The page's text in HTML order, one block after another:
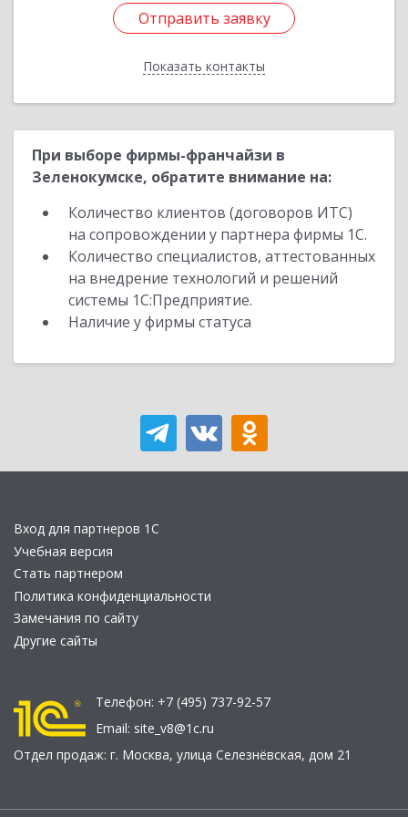
Отправить заявку
Показать контакты
Отправить заявку
Назад
При выборе фирмы-франчайзи в
Зеленокумске, обратите внимание на:
Количество клиентов (договоров ИТС)
на сопровождении у партнера фирмы 1С.
Количество специалистов, аттестованных
на внедрение технологий и решений
системы 1С:Предприятие.
Наличие у фирмы статуса
Вход для партнеров 1С
Учебная версия
Стать партнером
Политика конфиденциальности
Замечания по сайту
Другие сайты
Телефон: +7 (495) 737-92-57
Email: site_v8@1c.ru
Отдел продаж: г. Москва, улица Селезнёвская, дом 21